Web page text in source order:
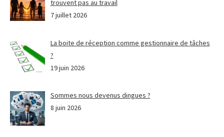
trouvent pas au travail
7 juillet 2026
La boite de réception comme gestionnaire de tâches
?
19 juin 2026
Sommes nous devenus dingues ?
8 juin 2026